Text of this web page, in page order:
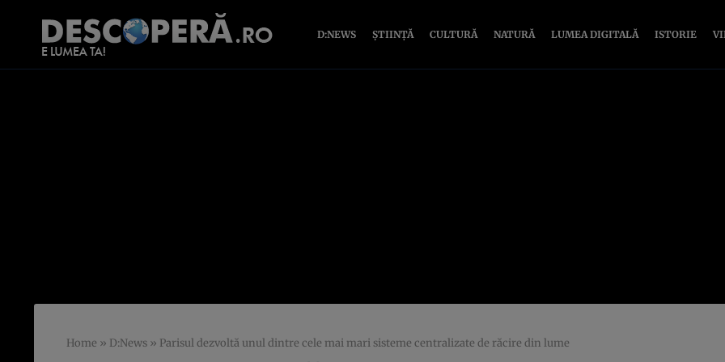
D:NEWS ȘTIINȚĂ CULTURĂ NATURĂ LUMEA DIGITALĂ ISTORIE
Home » D:News » Parisul dezvoltă unul dintre cele mai mari sisteme centralizate de răcire din lume